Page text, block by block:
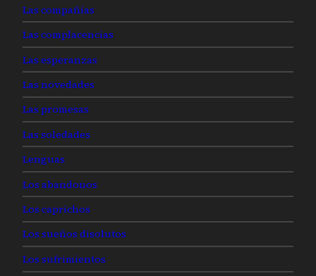
Las compañías
Las complacencias
Las esperanzas
Las novedades
Las promesas
Las soledades
Lenguas
Los abandonos
Los caprichos
Los sueños disolutos
Los sufrimientos